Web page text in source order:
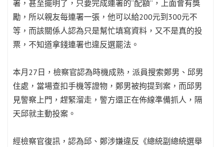
署，甚至擺明了，只要完成連署的“配額”，上面會有獎
勵，所以親友每連署一張，他可以給200元到300元不
等，而該關係人認為只是幫忙填寫資料，又不是真的投
票，不知道拿錢連署也違反選罷法。
本月27日，檢察官認為時機成熟，派員搜索鄭男、邱男
住處，當場查扣手機等證物，鄭男被拘提到案，而邱男
見警察上門，趕緊溜走，警方還正在佈線準備抓人，隔
天邱就主動投案。
經檢察官復訊，認為邱、鄭涉嫌違反《總統副總統選舉